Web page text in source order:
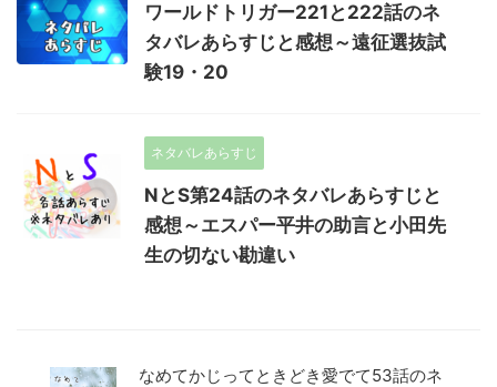
ワールドトリガー221と222話のネ
タバレあらすじと感想～遠征選抜試
験19・20
ネタバレあらすじ
NとS第24話のネタバレあらすじと
感想～エスパー平井の助言と小田先
生の切ない勘違い
なめてかじってときどき愛でて53話のネ